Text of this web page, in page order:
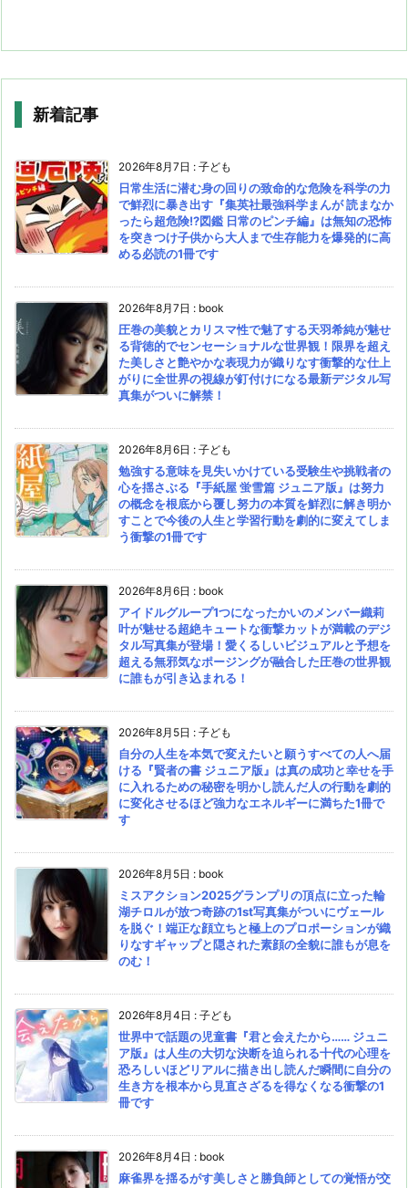
新着記事
2026年8月7日 : 子ども
日常生活に潜む身の回りの致命的な危険を科学の力
で鮮烈に暴き出す『集英社最強科学まんが 読まなか
ったら超危険!?図鑑 日常のピンチ編』は無知の恐怖
を突きつけ子供から大人まで生存能力を爆発的に高
める必読の1冊です
2026年8月7日 : book
圧巻の美貌とカリスマ性で魅了する天羽希純が魅せ
る背徳的でセンセーショナルな世界観！限界を超え
た美しさと艶やかな表現力が織りなす衝撃的な仕上
がりに全世界の視線が釘付けになる最新デジタル写
真集がついに解禁！
2026年8月6日 : 子ども
勉強する意味を見失いかけている受験生や挑戦者の
心を揺さぶる『手紙屋 蛍雪篇 ジュニア版』は努力
の概念を根底から覆し努力の本質を鮮烈に解き明か
すことで今後の人生と学習行動を劇的に変えてしま
う衝撃の1冊です
2026年8月6日 : book
アイドルグループ1つになったかいのメンバー織莉
叶が魅せる超絶キュートな衝撃カットが満載のデジ
タル写真集が登場！愛くるしいビジュアルと予想を
超える無邪気なポージングが融合した圧巻の世界観
に誰もが引き込まれる！
2026年8月5日 : 子ども
自分の人生を本気で変えたいと願うすべての人へ届
ける『賢者の書 ジュニア版』は真の成功と幸せを手
に入れるための秘密を明かし読んだ人の行動を劇的
に変化させるほど強力なエネルギーに満ちた1冊で
す
2026年8月5日 : book
ミスアクション2025グランプリの頂点に立った輪
湖チロルが放つ奇跡の1st写真集がついにヴェール
を脱ぐ！端正な顔立ちと極上のプロポーションが織
りなすギャップと隠された素顔の全貌に誰もが息を
のむ！
2026年8月4日 : 子ども
世界中で話題の児童書『君と会えたから…… ジュニ
ア版』は人生の大切な決断を迫られる十代の心理を
恐ろしいほどリアルに描き出し読んだ瞬間に自分の
生き方を根本から見直さざるを得なくなる衝撃の1
冊です
2026年8月4日 : book
麻雀界を揺るがす美しさと勝負師としての覚悟が交